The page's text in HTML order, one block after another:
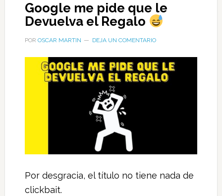
Google me pide que le
Devuelva el Regalo
POR OSCAR MARTIN DEJA UN COMENTARIO
Por desgracia, el título no tiene nada de
clickbait.